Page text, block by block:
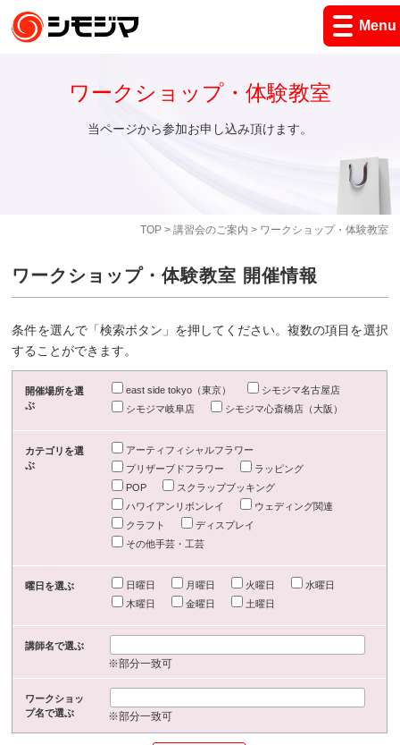
Menu
TOP> 講習会のご案内 > ワークショップ・体験教室
ワークショップ・体験教室
当ページから参加お申し込み頂けます。
ワークショップ・体験教室 開催情報
条件を選んで「検索ボタン」を押してください。複数の項目を選択
することができます。
開催場所を選
ぶ
east side tokyo（東京）
シモジマ名古屋店
シモジマ岐阜店
シモジマ心斎橋店（大阪）
カテゴリを選
ぶ
アーティフィシャルフラワー
プリザーブドフラワー
ラッピング
POP
スクラップブッキング
ハワイアンリボンレイ
ウェディング関連
クラフト
ディスプレイ
その他手芸・工芸
曜日を選ぶ 日曜日 月曜日 火曜日
水曜日
木曜日
金曜日 土曜日
講師名で選ぶ
※部分一致可
ワークショッ
プ名で選ぶ
※部分一致可